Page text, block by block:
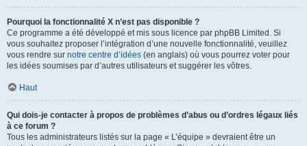
Pourquoi la fonctionnalité X n’est pas disponible ?
Ce programme a été développé et mis sous licence par phpBB Limited. Si
vous souhaitez proposer l’intégration d’une nouvelle fonctionnalité, veuillez
vous rendre sur notre centre d’idées (en anglais) où vous pourrez voter pour
les idées soumises par d’autres utilisateurs et suggérer les vôtres.
Haut
Qui dois-je contacter à propos de problèmes d’abus ou d’ordres légaux liés
à ce forum ?
Tous les administrateurs listés sur la page « L’équipe » devraient être un